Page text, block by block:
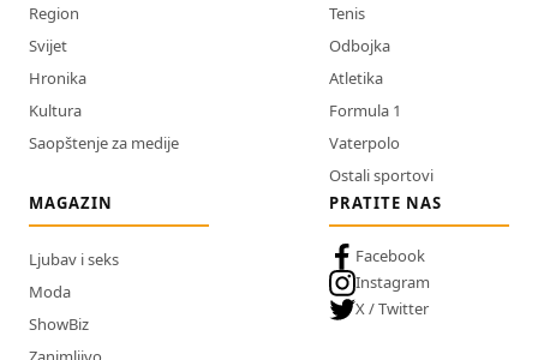
Region
Svijet
Hronika
Kultura
Saopštenje za medije
Tenis
Odbojka
Atletika
Formula 1
Vaterpolo
Ostali sportovi
MAGAZIN
Ljubav i seks
Moda
ShowBiz
PRATITE NAS
Facebook
Instagram
X / Twitter